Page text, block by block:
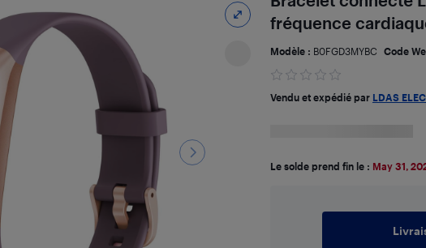
fréquence
Modèle : B0FGD3MYBC Code
Vendu et expédié par LDAS
Le solde prend fin le : May 31,